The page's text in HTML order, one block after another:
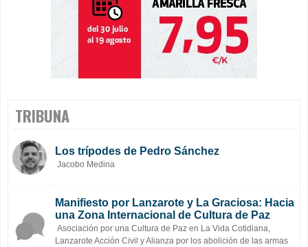
TRIBUNA
Los trípodes de Pedro Sánchez
Jacobo Medina
Manifiesto por Lanzarote y La Graciosa: Hacia
una Zona Internacional de Cultura de Paz
Asociación por una Cultura de Paz en La Vida Cotidiana,
Lanzarote Acción Civil y Alianza por los abolición de las armas